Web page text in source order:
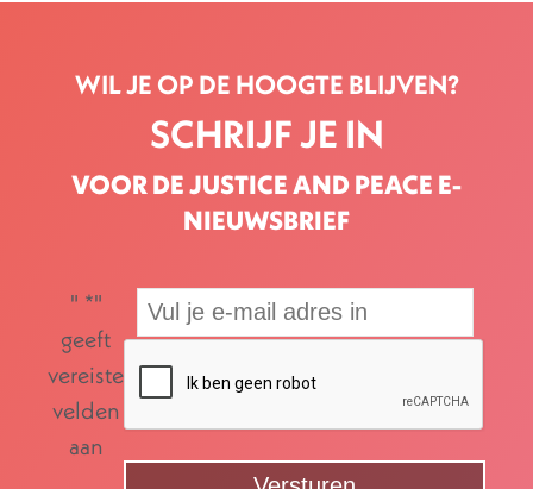
WIL JE OP DE HOOGTE BLIJVEN?
SCHRIJF JE IN
VOOR DE JUSTICE AND PEACE E-
NIEUWSBRIEF
" *"
geeft
vereiste
velden
aan